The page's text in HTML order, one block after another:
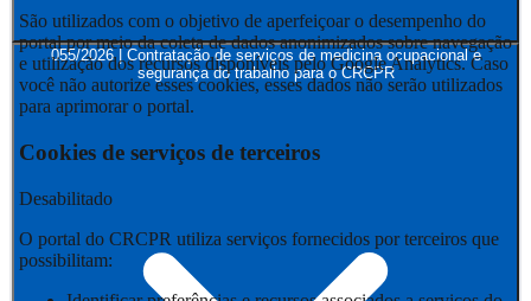
055/2026 | Contratação de serviços de medicina ocupacional e
segurança do trabalho para o CRCPR
São utilizados com o objetivo de aperfeiçoar o desempenho do
portal por meio da coleta de dados anonimizados sobre navegação
e utilização dos recursos disponíveis pelo Google Analytics. Caso
você não autorize esses cookies, esses dados não serão utilizados
para aprimorar o portal.
Cookies de serviços de terceiros
Desabilitado
O portal do CRCPR utiliza serviços fornecidos por terceiros que
possibilitam: